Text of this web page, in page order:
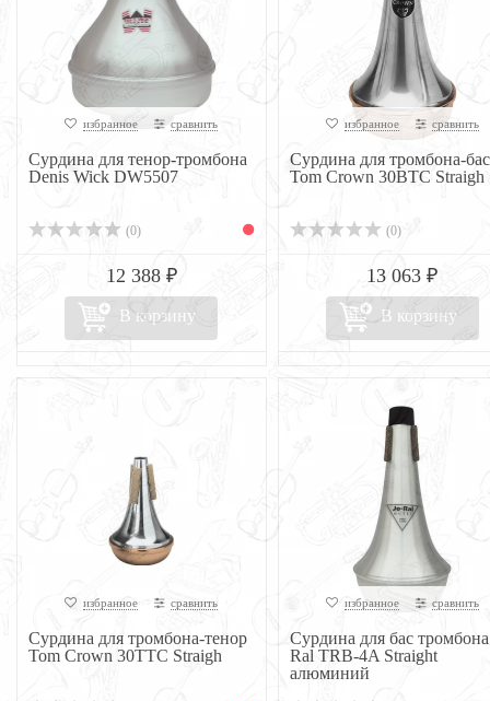
избранное сравнить
Сурдина для тенор-тромбона
Denis Wick DW5507
(0)
12 388 ₽
В корзину
избранное сравнить
Сурдина для тромбона-бас
Tom Crown 30BTC Straigh
(0)
13 063 ₽
В корзину
избранное сравнить
Сурдина для тромбона-тенор
Tom Crown 30TTC Straigh
избранное сравнить
Сурдина для бас
Ral TRB-4A Straight
алюминий